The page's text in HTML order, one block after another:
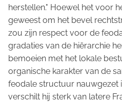
herstellen." Hoewel het voor
geweest om het bevel
zou zijn respect voor de
gradaties van de hiërarchie
bemoeien met het lokale
organische karakter van de
feodale structuur nauwgezet
verschilt hij sterk van latere